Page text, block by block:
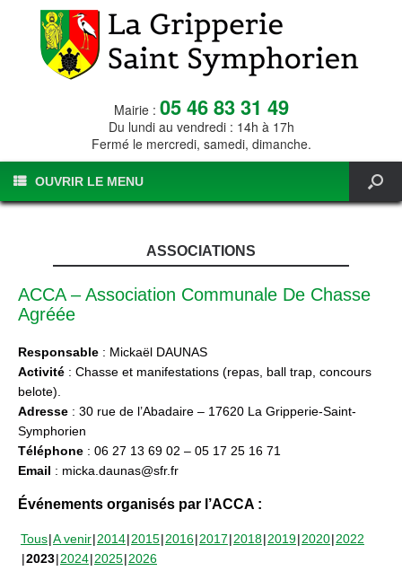
Mairie : 05 46 83 31 49
Du lundi au vendredi : 14h à 17h
Fermé le mercredi, samedi, dimanche.
OUVRIR LE MENU
ASSOCIATIONS
ACCA – Association Communale De Chasse
Agréée
Responsable : Mickaël DAUNAS
Activité : Chasse et manifestations (repas, ball trap, concours
belote).
Adresse : 30 rue de l’Abadaire – 17620 La Gripperie-Saint-
Symphorien
Téléphone : 06 27 13 69 02 – 05 17 25 16 71
Email : micka.daunas@sfr.fr
Événements organisés par l’ACCA :
Tous A venir 2014 2015 2016 2017 2018 2019 2020 2022
2023 2024 2025 2026